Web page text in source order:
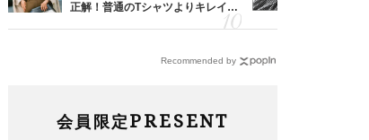
正解！普通のTシャツよりキレイ見
Recommended by
会員限定 PRESENT